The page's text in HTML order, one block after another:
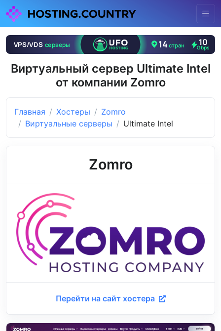
Виртуальный сервер Ultimate Intel
от компании Zomro
Главная Хостеры
Zomro
Виртуальные серверы
Ultimate Intel
Zomro
Перейти на сайт хостера